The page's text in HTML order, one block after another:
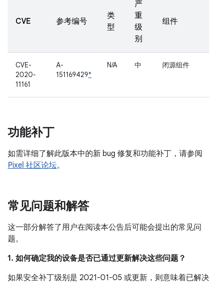
CVE 参考编号
类
型
严
重
级
别
组件
CVE-
2020-
11161
A-
151169429*
N/A 中 闭源组件
功能补丁
如需详细了解此版本中的新 bug 修复和功能补丁，请参阅
Pixel 社区论坛。
常见问题和解答
这一部分解答了用户在阅读本公告后可能会提出的常见问
题。
1. 如何确定我的设备是否已通过更新解决这些问题？
如果安全补丁级别是 2021-01-05 或更新，则意味着已解决